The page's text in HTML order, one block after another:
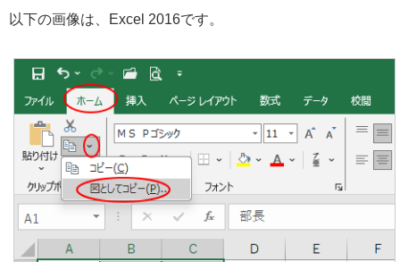
以下の画像は、Excel 2016です。